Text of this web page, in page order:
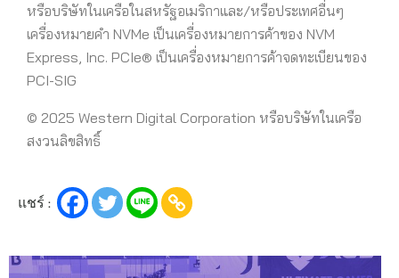
หรือบริษัทในเครือในสหรัฐอเมริกาและ/หรือประเทศอื่นๆ
เครื่องหมายคำ NVMe เป็นเครื่องหมายการค้าของ NVM
Express, Inc. PCIe® เป็นเครื่องหมายการค้าจดทะเบียนของ
PCI-SIG
© 2025 Western Digital Corporation หรือบริษัทในเครือ
สงวนลิขสิทธิ์
แชร์ :